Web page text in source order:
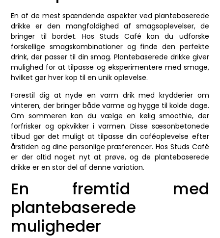
En af de mest spændende aspekter ved plantebaserede
drikke er den mangfoldighed af smagsoplevelser, de
bringer til bordet. Hos Studs Café kan du udforske
forskellige smagskombinationer og finde den perfekte
drink, der passer til din smag. Plantebaserede drikke giver
mulighed for at tilpasse og eksperimentere med smage,
hvilket gør hver kop til en unik oplevelse.
Forestil dig at nyde en varm drik med krydderier om
vinteren, der bringer både varme og hygge til kolde dage.
Om sommeren kan du vælge en kølig smoothie, der
forfrisker og opkvikker i varmen. Disse sæsonbetonede
tilbud gør det muligt at tilpasse din caféoplevelse efter
årstiden og dine personlige præferencer. Hos Studs Café
er der altid noget nyt at prøve, og de plantebaserede
drikke er en stor del af denne variation.
En fremtid med
plantebaserede
muligheder